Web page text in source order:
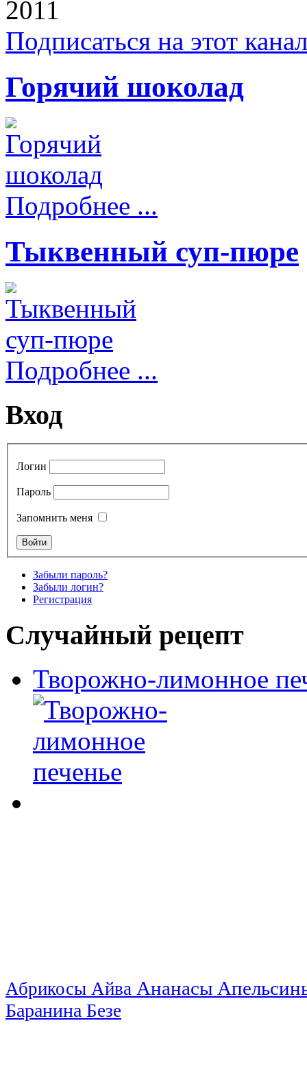
2011
Подписаться на этот
Горячий шоколад
Подробнее ...
Тыквенный суп-пюре
Подробнее ...
Вход
Логин
Пароль
Запомнить меня
Забыли пароль?
Забыли логин?
Регистрация
Случайный рецепт
Творожно-лимонное
Абрикосы Айва Ананасы
Баранина Безе